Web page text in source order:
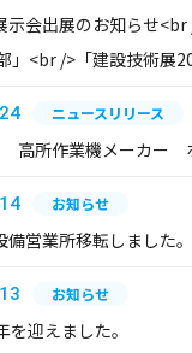
会出展のお知らせ<br
」<br />「建設技術展
ニュースリリース
高所作業機メーカー
お知らせ
営業所移転しました。
お知らせ
を迎えました。